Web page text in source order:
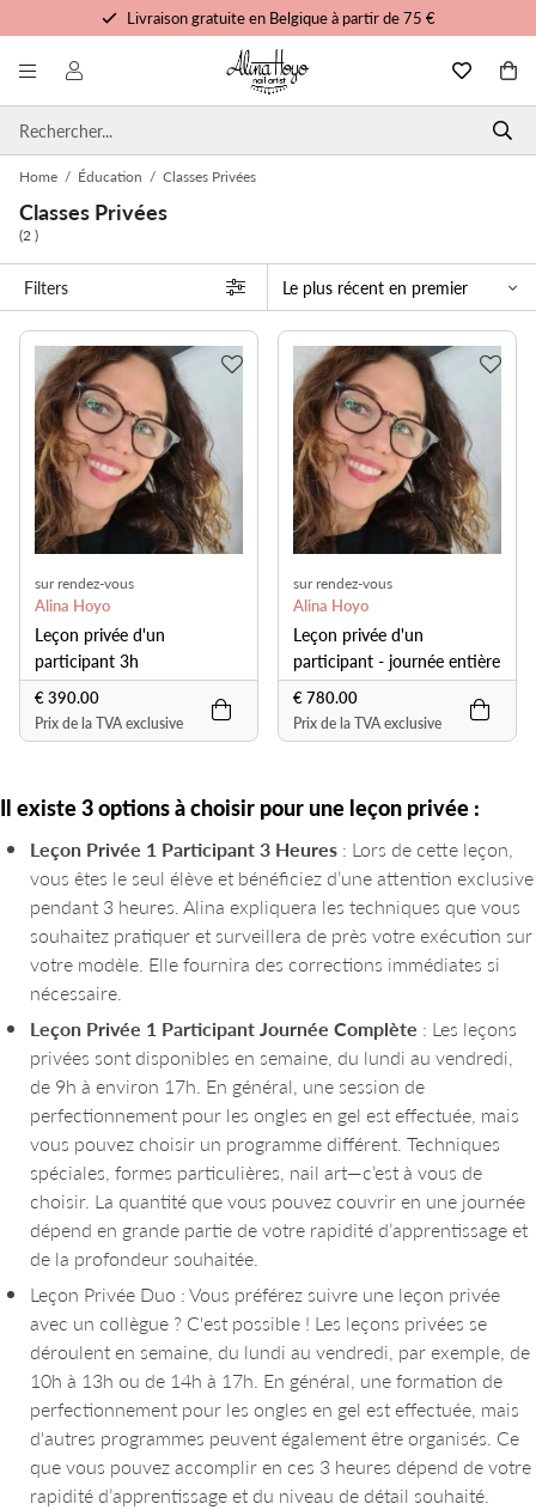
Livraison gratuite en Belgique à partir de 75 €
Formation et tutoriels gratuits
Commandé avant 15h00, expédié aujourd'hui
Home / Éducation / Classes Privées
Classes Privées
(2 )
Filters
sur rendez-vous
Alina Hoyo
Leçon privée d'un
participant 3h
€ 390.00
Prix de la TVA exclusive
sur rendez-vous
Alina Hoyo
Leçon privée d'un
participant - journée entière
€ 780.00
Prix de la TVA exclusive
Il existe 3 options à choisir pour une leçon privée :
Leçon Privée 1 Participant 3 Heures : Lors de cette leçon,
vous êtes le seul élève et bénéficiez d’une attention exclusive
pendant 3 heures. Alina expliquera les techniques que vous
souhaitez pratiquer et surveillera de près votre exécution sur
votre modèle. Elle fournira des corrections immédiates si
nécessaire.
Leçon Privée 1 Participant Journée Complète : Les leçons
privées sont disponibles en semaine, du lundi au vendredi,
de 9h à environ 17h. En général, une session de
perfectionnement pour les ongles en gel est effectuée, mais
vous pouvez choisir un programme différent. Techniques
spéciales, formes particulières, nail art—c’est à vous de
choisir. La quantité que vous pouvez couvrir en une journée
dépend en grande partie de votre rapidité d’apprentissage et
de la profondeur souhaitée.
Leçon Privée Duo : Vous préférez suivre une leçon privée
avec un collègue ? C'est possible ! Les leçons privées se
déroulent en semaine, du lundi au vendredi, par exemple, de
10h à 13h ou de 14h à 17h. En général, une formation de
perfectionnement pour les ongles en gel est effectuée, mais
d'autres programmes peuvent également être organisés. Ce
que vous pouvez accomplir en ces 3 heures dépend de votre
rapidité d’apprentissage et du niveau de détail souhaité.